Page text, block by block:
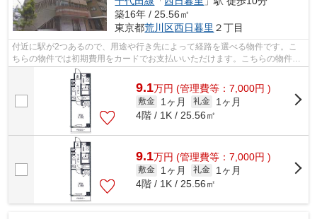
築16年 / 25.56㎡
東京都荒川区西日暮里 ２丁目
付近に駅が2つあるので、用途や行き先によって経路を選べる物件です。こ
ちらの物件では初期費用をカードでお支払いいただけます。こちらの物件は
マンションです。アクセスの良い徒歩8...
9.1万円 (管理費等：7,000円 )
敷金 1ヶ月 礼金
1ヶ月
4階 / 1K / 25.56㎡
9.1万円 (管理費等：7,000円 )
敷金 1ヶ月 礼金
1ヶ月
4階 / 1K / 25.56㎡